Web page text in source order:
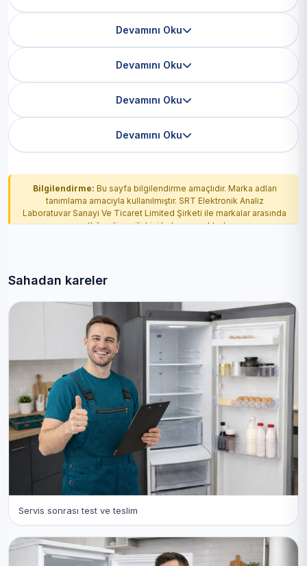
Devamını Oku
Devamını Oku
Devamını Oku
Devamını Oku
Bilgilendirme: Bu sayfa bilgilendirme amaçlıdır. Marka adları
tanımlama amacıyla kullanılmıştır. SRT Elektronik Analiz
Laboratuvar Sanayi Ve Ticaret Limited Şirketi ile markalar arasında
yetkilendirme ilişkisi bulunmamaktadır.
Sahadan kareler
Servis sonrası test ve teslim